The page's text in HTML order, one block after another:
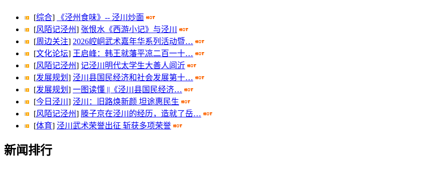
[综合]
《泾州食味》-- 泾川炒面
[风陌记泾州] 张恨水《西游小记》与泾川
[周边关注] 2026崆峒武术嘉年华系列活动暨…
[文化论坛] 王启峰：韩王就藩平凉二百一十…
[风陌记泾州] 记泾川明代太学生大善人闾沂
[发展规划 ] 泾川县国民经济和社会发展第十…
[发展规划 ] 一图读懂 ||《泾川县国民经济…
[今日泾川 ] 泾川：旧路焕新颜 坦途惠民生
[风陌记泾州] 滕子京在泾川的经历，造就了岳…
[体育] 泾川武术荣誉出征 斩获多项荣誉
新闻排行